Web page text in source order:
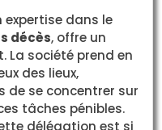
expertise dans le
décès, offre un
société prend en
des lieux,
se concentrer sur
tâches pénibles.